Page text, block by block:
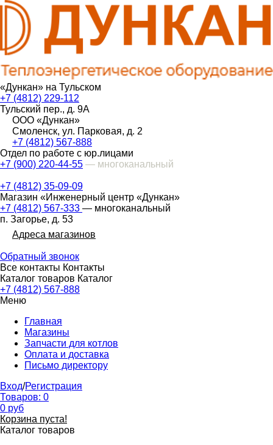
«Дункан» на Тульском
+7 (4812) 229-112
Тульский пер., д. 9А
ООО «Дункан»
Смоленск, ул. Парковая, д. 2
+7 (4812) 567-888
Отдел по работе с юр.лицами
+7 (900) 220-44-55 — многоканальный
+7 (4812) 35-09-09
Магазин «Инженерный центр «Дункан»
+7 (4812) 567-333 — многоканальный
п. Загорье, д. 53
Адреса магазинов
Обратный звонок
Все контакты Контакты
Каталог товаров Каталог
+7 (4812) 567-888
Меню
Главная
Магазины
Запчасти для котлов
Оплата и доставка
Письмо директору
Вход/Регистрация
Товаров: 0
0 руб
Корзина пуста!
Каталог товаров